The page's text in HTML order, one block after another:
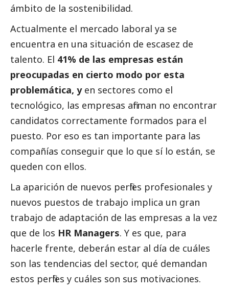
ámbito de la sostenibilidad.
Actualmente el mercado laboral ya se
encuentra en una situación de escasez de
talento. El 41% de las empresas están
preocupadas en cierto modo por esta
problemática, yen sectores como el
tecnológico, las empresas afirman no encontrar
candidatos correctamente formados para el
puesto. Por eso es tan importante para las
compañías conseguir que lo que sí lo están, se
queden con ellos.
La aparición de nuevos perfiles profesionales y
nuevos puestos de trabajo implica un gran
trabajo de adaptación de las empresas a la vez
que de los HR Managers. Y es que, para
hacerle frente, deberán estar al día de cuáles
son las tendencias del sector, qué demandan
estos perfiles y cuáles son sus motivaciones.